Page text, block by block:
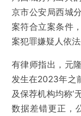
京市公安局西城
案符合立案条件
案犯罪嫌疑人依
有律师指出，元
发生在2023年之
及保荐机构均称‘
数据差错更正，